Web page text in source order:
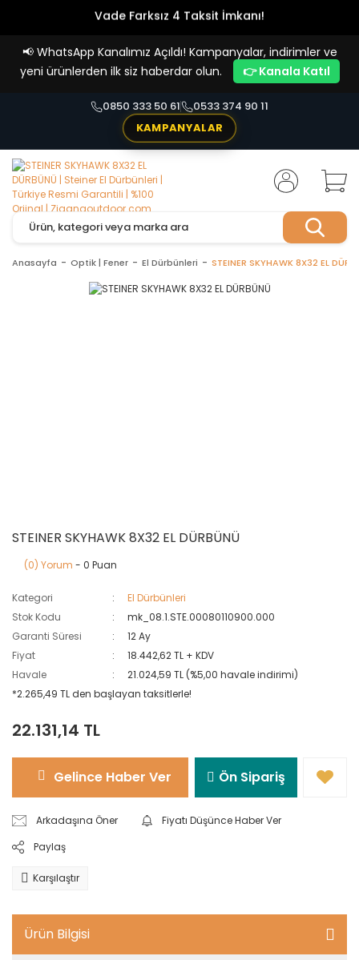
Vade Farksız 4 Taksit İmkanı!
📢 WhatsApp Kanalımız Açıldı! Kampanyalar, indirimler ve
yeni ürünlerden ilk siz haberdar olun.
👉 Kanala Katıl
0850 333 50 61
0533 374 90 11
KAMPANYALAR
Anasayfa Optik | Fener El Dürbünleri STEINER SKYHAWK 8X32 EL
STEINER SKYHAWK 8X32 EL DÜRBÜNÜ
(0) Yorum - 0 Puan
Kategori
El Dürbünleri
Stok Kodu
mk_08.1.STE.00080110900.000
Garanti Süresi
12 Ay
Fiyat
18.442,62 TL + KDV
Havale
21.024,59 TL (%5,00 havale indirimi)
*2.265,49 TL den başlayan taksitlerle!
22.131,14 TL
Gelince Haber Ver Ön Sipariş
Arkadaşına Öner
Fiyatı Düşünce Haber Ver
Paylaş
Karşılaştır
Ürün Bilgisi